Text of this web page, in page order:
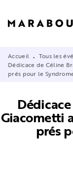
Accueil • Tous les
Dédicace de Céline
prés pour le
Giacometti
prés